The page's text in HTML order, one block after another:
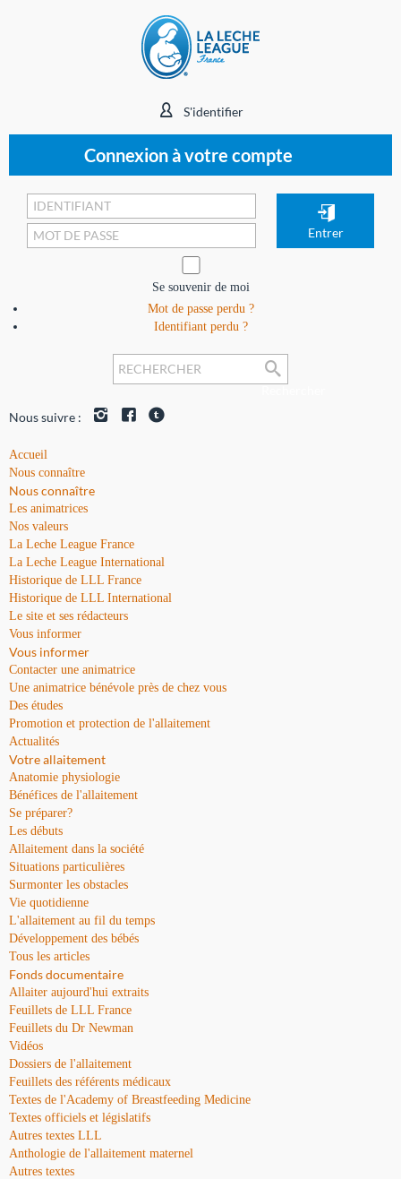
S'identifier
Connexion à votre compte
Se souvenir de moi
Mot de passe perdu ?
Identifiant perdu ?
Nous suivre :
Accueil
Nous connaître
Nous connaître
Les animatrices
Nos valeurs
La Leche League France
La Leche League International
Historique de LLL France
Historique de LLL International
Le site et ses rédacteurs
Vous informer
Vous informer
Contacter une animatrice
Une animatrice bénévole près de chez vous
Des études
Promotion et protection de l'allaitement
Actualités
Votre allaitement
Anatomie physiologie
Bénéfices de l'allaitement
Se préparer?
Les débuts
Allaitement dans la société
Situations particulières
Surmonter les obstacles
Vie quotidienne
L'allaitement au fil du temps
Développement des bébés
Tous les articles
Fonds documentaire
Allaiter aujourd'hui extraits
Feuillets de LLL France
Feuillets du Dr Newman
Vidéos
Dossiers de l'allaitement
Feuillets des référents médicaux
Textes de l'Academy of Breastfeeding Medicine
Textes officiels et législatifs
Autres textes LLL
Anthologie de l'allaitement maternel
Autres textes